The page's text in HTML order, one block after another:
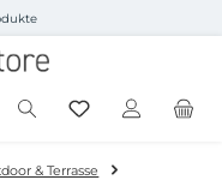
& Terrasse